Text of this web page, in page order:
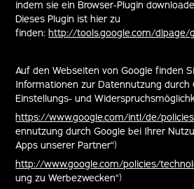
indem sie ein Browser-Plugin
Dieses Plugin ist hier zu
finden:http://tools.google.com/dlpage/
Auf den Webseiten von Google finden
Informationen zur Datennutzung durch
Einstellungs- und
https://www.google.com/intl/de/
ennutzung durch Google bei Ihrer
Apps unserer Partner“)
http://www.google.com/policies/
ung zu Werbezwecken“)